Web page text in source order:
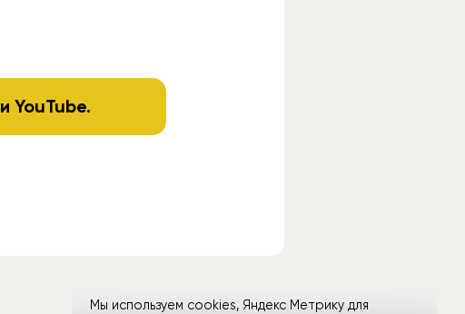
иYouTube.
Мы используем cookies, Яндекс Метрику для